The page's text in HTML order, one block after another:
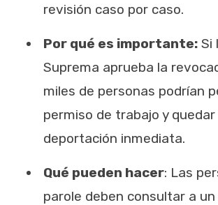
revisión caso por caso.
Por qué es importante: Si
Suprema aprueba la
miles de personas podrían
permiso de trabajo y
deportación inmediata.
Qué pueden hacer: Las
parole deben consultar a